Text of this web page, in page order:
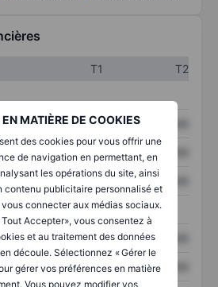
MATIÈRE DE COOKIES
des cookies pour vous offrir une
de navigation en permettant, en
les opérations du site, ainsi
contenu publicitaire personnalisé et
connecter aux médias sociaux.
Tout Accepter», vous consentez à
et au traitement des données
découle. Sélectionnez « Gérer le
gérer vos préférences en matière
Vous pouvez modifier vos
T1
T2
XXXXXXX XXXXXXX
XXXXXXX XXXXXXX
XXXXXXX XXXXXXX
XXXXXXX XXXXXXX
XXXXXXX XXXXXXX